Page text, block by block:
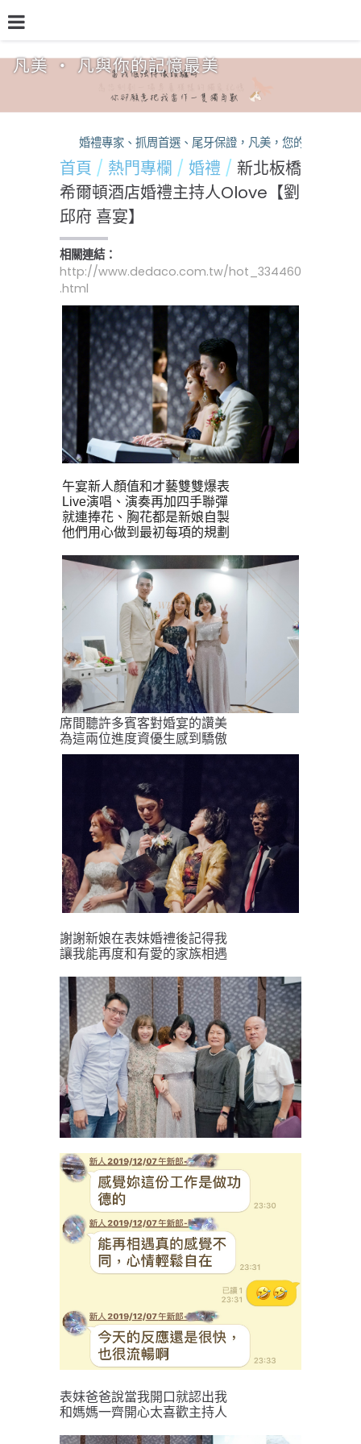
凡美 ‧ 凡與你的記憶最美
熱門專欄 熱銷方案 預約檔期
婚禮專家、抓周首選、尾牙保證，凡美，您的活動神隊友
首頁 熱門專欄 婚禮
新北板橋
希爾頓酒店婚禮主持人Olove【劉
邱府 喜宴】
相關連結：
http://www.dedaco.com.tw/hot_334460
.html
午宴新人顏值和才藝雙雙爆表
Live演唱、演奏再加四手聯彈
就連捧花、胸花都是新娘自製
他們用心做到最初每項的規劃
席間聽許多賓客對婚宴的讚美
為這兩位進度資優生感到驕傲
謝謝新娘在表妹婚禮後記得我
讓我能再度和有愛的家族相遇
表妹爸爸說當我開口就認出我
和媽媽一齊開心太喜歡主持人